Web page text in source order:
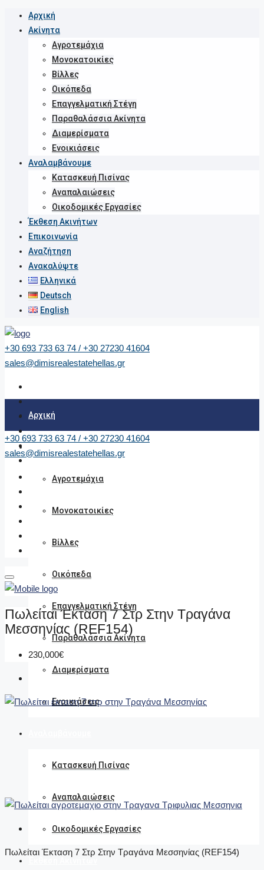
Αρχική
Ακίνητα
Αγροτεμάχια
Μονοκατοικίες
Βίλλες
Οικόπεδα
Επαγγελματική Στέγη
Παραθαλάσσια Ακίνητα
Διαμερίσματα
Ενοικιάσεις
Αναλαμβάνουμε
Κατασκευή Πισίνας
Αναπαλαιώσεις
Οικοδομικές Εργασίες
Έκθεση Ακινήτων
Επικοινωνία
Αναζήτηση
Ανακαλύψτε
Ελληνικά
Deutsch
English
+30 693 733 63 74 / +30 27230 41604
sales@dimisrealestatehellas.gr
Αρχική
Αγροτεμάχια
Μονοκατοικίες
Βίλλες
Οικόπεδα
Επαγγελματική Στέγη
Παραθαλάσσια Ακίνητα
Διαμερίσματα
Ενοικιάσεις
Κατασκευή Πισίνας
Αναπαλαιώσεις
Οικοδομικές Εργασίες
+30 693 733 63 74 / +30 27230 41604
sales@dimisrealestatehellas.gr
Πωλείται Έκταση 7 Στρ Στην Τραγάνα
Μεσσηνίας (REF154)
230,000€
Πωλείται Έκταση 7 Στρ Στην Τραγάνα Μεσσηνίας (REF154)